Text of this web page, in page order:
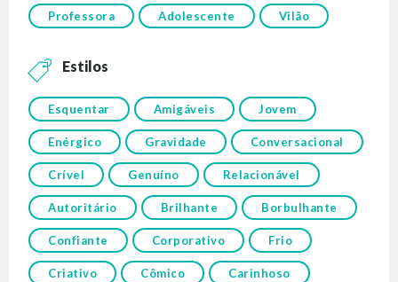
Professora Adolescente Vilão
Estilos
Esquentar Amigáveis Jovem
Enérgico Gravidade Conversacional
Crível Genuíno Relacionável
Autoritário Brilhante Borbulhante
Confiante Corporativo Frio
Criativo Cômico Carinhoso